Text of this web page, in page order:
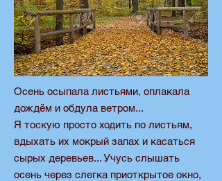
Осень осыпала листьями, оплакала
дождём и обдула ветром...
Я тоскую просто ходить по листьям,
вдыхать их мокрый запах и касаться
сырых деревьев... Учусь слышать
осень через слегка приоткрытое окно,